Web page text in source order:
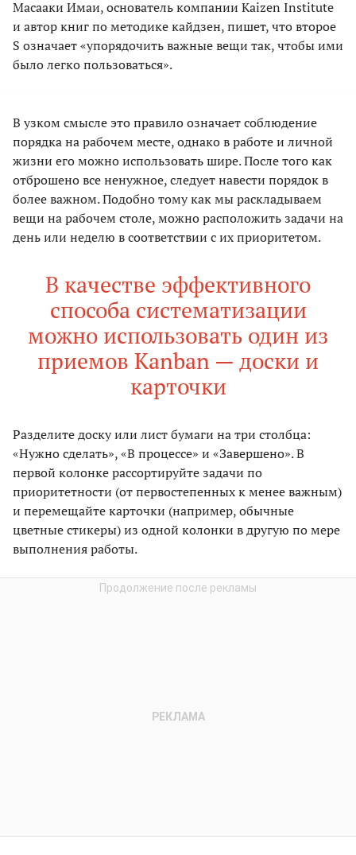
Масааки Имаи, основатель компании Kaizen Institute
и автор книг по методике кайдзен, пишет, что второе
S означает «упорядочить важные вещи так, чтобы ими
было легко пользоваться».
В узком смысле это правило означает соблюдение
порядка на рабочем месте, однако в работе и личной
жизни его можно использовать шире. После того как
отброшено все ненужное, следует навести порядок в
более важном. Подобно тому как мы раскладываем
вещи на рабочем столе, можно расположить задачи на
день или неделю в соответствии с их приоритетом.
В качестве эффективного
способа систематизации
можно использовать один из
приемов Kanban — доски и
карточки
Разделите доску или лист бумаги на три столбца:
«Нужно сделать», «В процессе» и «Завершено». В
первой колонке рассортируйте задачи по
приоритетности (от первостепенных к менее важным)
и перемещайте карточки (например, обычные
цветные стикеры) из одной колонки в другую по мере
выполнения работы.